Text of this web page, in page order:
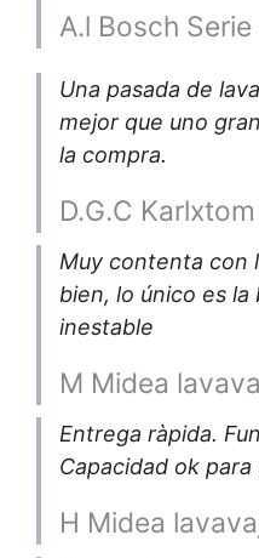
A.l Bosch
Una pasada de
mejor que uno
la compra.
D.G.C
Muy contenta con
bien, lo único es la
inestable
M Midea
Entrega ràpida.
Capacidad ok para
H Midea